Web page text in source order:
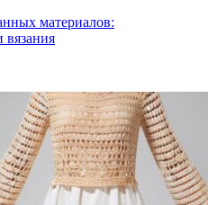
материалов:
вязания